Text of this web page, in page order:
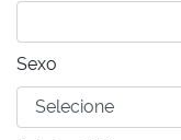
Sexo